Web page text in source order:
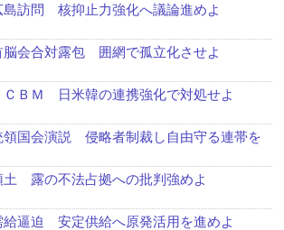
島訪問 核抑止力強化へ議論進めよ
脳会合対露包 囲網で孤立化させよ
ＣＢＭ 日米韓の連携強化で対処せよ
領国会演説 侵略者制裁し自由守る連帯を
土 露の不法占拠への批判強めよ
給逼迫 安定供給へ原発活用を進めよ